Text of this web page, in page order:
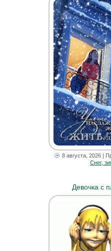
8 августа, 2026 |
Снег,
Девочка с